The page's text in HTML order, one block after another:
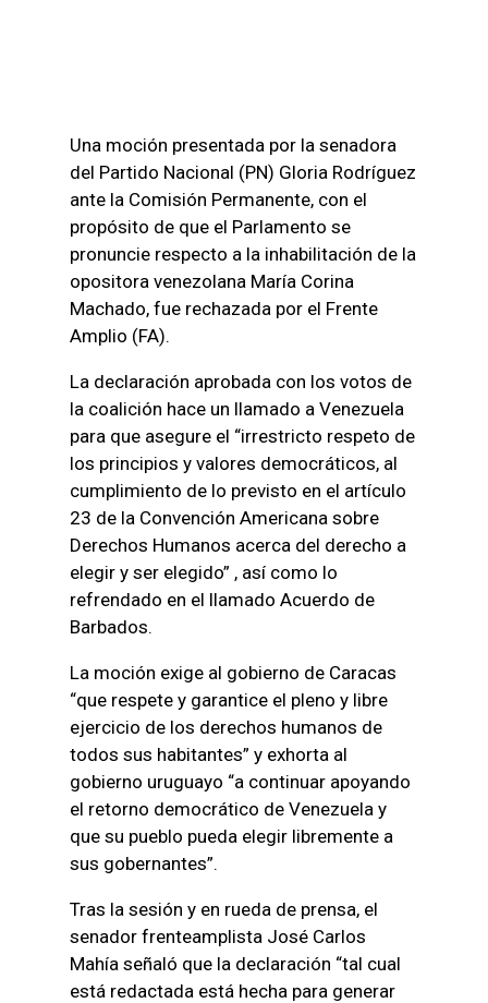
Una moción presentada por la senadora
del Partido Nacional (PN) Gloria Rodríguez
ante la Comisión Permanente, con el
propósito de que el Parlamento se
pronuncie respecto a la inhabilitación de la
opositora venezolana María Corina
Machado, fue rechazada por el Frente
Amplio (FA).
La declaración aprobada con los votos de
la coalición hace un llamado a Venezuela
para que asegure el “irrestricto respeto de
los principios y valores democráticos, al
cumplimiento de lo previsto en el artículo
23 de la Convención Americana sobre
Derechos Humanos acerca del derecho a
elegir y ser elegido” , así como lo
refrendado en el llamado Acuerdo de
Barbados.
La moción exige al gobierno de Caracas
“que respete y garantice el pleno y libre
ejercicio de los derechos humanos de
todos sus habitantes” y exhorta al
gobierno uruguayo “a continuar apoyando
el retorno democrático de Venezuela y
que su pueblo pueda elegir libremente a
sus gobernantes”.
Tras la sesión y en rueda de prensa, el
senador frenteamplista José Carlos
Mahía señaló que la declaración “tal cual
está redactada está hecha para generar